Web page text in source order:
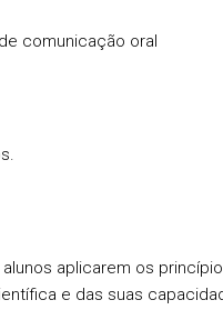
comunicação oral
aplicarem os
e das suas